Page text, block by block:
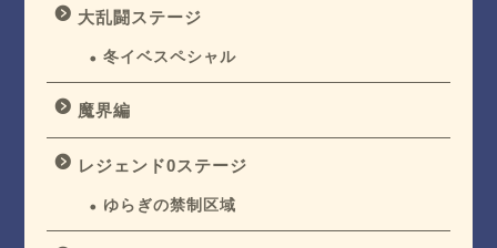
大乱闘ステージ
冬イベスペシャル
魔界編
レジェンド0ステージ
ゆらぎの禁制区域